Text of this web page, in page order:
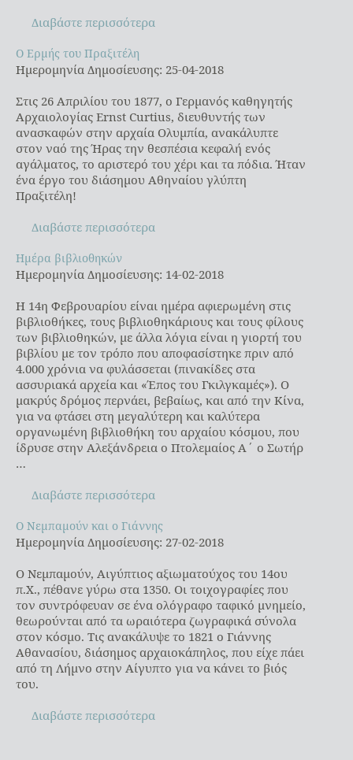
Διαβάστε περισσότερα
Ο Ερμής του Πραξιτέλη
Ο Ερμής του Πραξιτέλη
Ημερομηνία Δημοσίευσης: 25-04-2018
Στις 26 Απριλίου του 1877, ο Γερμανός καθηγητής
Αρχαιολογίας Ernst Curtius, διευθυντής των
ανασκαφών στην αρχαία Ολυμπία, ανακάλυπτε
στον ναό της Ήρας την θεσπέσια κεφαλή ενός
αγάλματος, το αριστερό του χέρι και τα πόδια. Ήταν
ένα έργο του διάσημου Αθηναίου γλύπτη
Πραξιτέλη!
Διαβάστε περισσότερα
Ημέρα βιβλιοθηκών
Ημέρα βιβλιοθηκών
Ημερομηνία Δημοσίευσης: 14-02-2018
Η 14η Φεβρουαρίου είναι ημέρα αφιερωμένη στις
βιβλιοθήκες, τους βιβλιοθηκάριους και τους φίλους
των βιβλιοθηκών, με άλλα λόγια είναι η γιορτή του
βιβλίου με τον τρόπο που αποφασίστηκε πριν από
4.000 χρόνια να φυλάσσεται (πινακίδες στα
ασσυριακά αρχεία και «Έπος του Γκιλγκαμές»). Ο
μακρύς δρόμος περνάει, βεβαίως, και από την Κίνα,
για να φτάσει στη μεγαλύτερη και καλύτερα
οργανωμένη βιβλιοθήκη του αρχαίου κόσμου, που
ίδρυσε στην Αλεξάνδρεια ο Πτολεμαίος Α΄ ο Σωτήρ
…
Διαβάστε περισσότερα
Ο Νεμπαμούν και ο Γιάννης
Ο Νεμπαμούν και ο Γιάννης
Ημερομηνία Δημοσίευσης: 27-02-2018
Ο Νεμπαμούν, Αιγύπτιος αξιωματούχος του 14ου
π.Χ., πέθανε γύρω στα 1350. Οι τοιχογραφίες που
τον συντρόφευαν σε ένα ολόγραφο ταφικό μνημείο,
θεωρούνται από τα ωραιότερα ζωγραφικά σύνολα
στον κόσμο. Τις ανακάλυψε το 1821 ο Γιάννης
Αθανασίου, διάσημος αρχαιοκάπηλος, που είχε πάει
από τη Λήμνο στην Αίγυπτο για να κάνει το βιός
του.
Διαβάστε περισσότερα